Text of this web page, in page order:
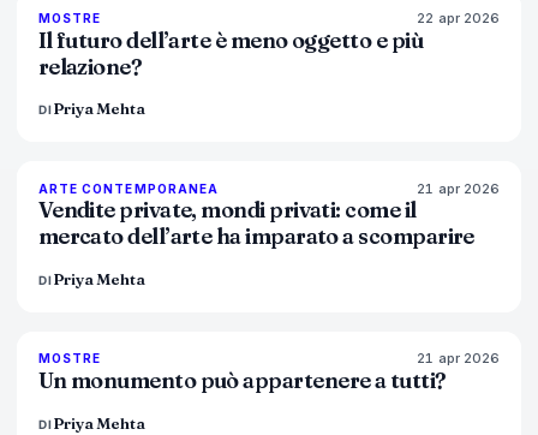
% 117
MOSTRE 22 apr 2026
Il futuro dell’arte è meno oggetto e più
relazione?
DI Priya Mehta
72% 52
ARTE CONTEMPORANEA 21 apr 2026
Vendite private, mondi privati: come il
mercato dell’arte ha imparato a scomparire
DIPriya Mehta
77% 45
MOSTRE 21 apr 2026
Un monumento può appartenere a tutti?
DIPriya Mehta